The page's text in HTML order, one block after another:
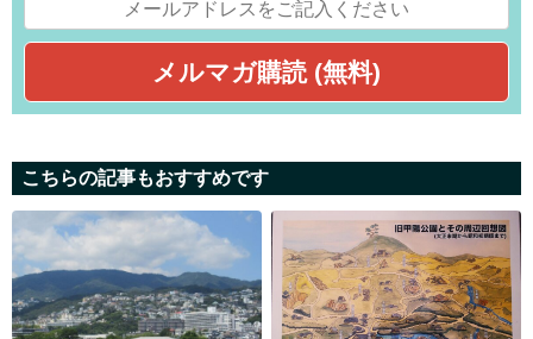
こちらの記事もおすすめです